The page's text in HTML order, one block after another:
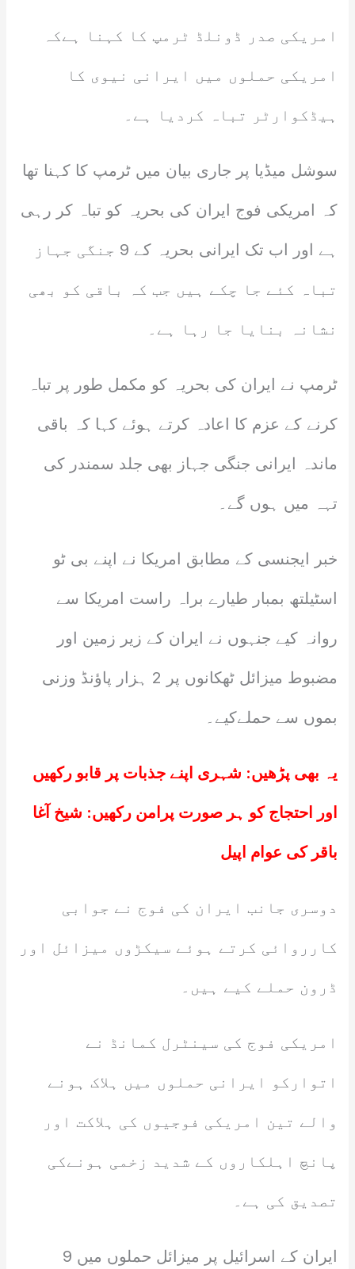
امریکی صدر ڈونلڈ ٹرمپ کا کہنا ہےکہ
امریکی حملوں میں ایرانی نیوی کا
ہیڈکوارٹر تباہ کردیا ہے۔
سوشل میڈیا پر جاری بیان میں ٹرمپ کا کہنا تھا
کہ امریکی فوج ایران کی بحریہ کو تباہ کر رہی
ہے اور اب تک ایرانی بحریہ کے 9 جنگی جہاز
تباہ کئے جا چکے ہیں جب کہ باقی کو بھی
نشانہ بنایا جا رہا ہے۔
ٹرمپ نے ایران کی بحریہ کو مکمل طور پر تباہ
کرنے کے عزم کا اعادہ کرتے ہوئے کہا کہ باقی
ماندہ ایرانی جنگی جہاز بھی جلد سمندر کی
تہہ میں ہوں گے۔
خبر ایجنسی کے مطابق امریکا نے اپنے بی ٹو
اسٹیلتھ بمبار طیارے براہ راست امریکا سے
روانہ کیے جنہوں نے ایران کے زیر زمین اور
مضبوط میزائل ٹھکانوں پر 2 ہزار پاؤنڈ وزنی
بموں سے حملےکیے۔
یہ بھی پڑھیں: شہری اپنے جذبات پر قابو رکھیں
اور احتجاج کو ہر صورت پرامن رکھیں: شیخ آغا
باقر کی عوام اپیل
دوسری جانب ایران کی فوج نے جوابی
کارروائی کرتے ہوئے سیکڑوں میزائل اور
ڈرون حملے کیے ہیں۔
امریکی فوج کی سینٹرل کمانڈ نے
اتوارکو ایرانی حملوں میں ہلاک ہونے
والے تین امریکی فوجیوں کی ہلاکت اور
پانچ اہلکاروں کے شدید زخمی ہونےکی
تصدیق کی ہے۔
ایران کے اسرائیل پر میزائل حملوں میں 9